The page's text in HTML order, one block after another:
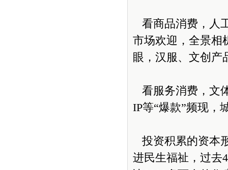
看商品消费，人
市场欢迎，全景相
眼，汉服、文创产
看服务消费，文
IP等“爆款”频现，
投资积累的资本
进民生福祉，过去